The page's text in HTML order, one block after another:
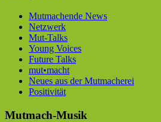
Mutmachende News
Netzwerk
Mut-Talks
Young Voices
Future Talks
mut•macht
Neues aus der Mutmacherei
Positivität
Mutmach-Musik